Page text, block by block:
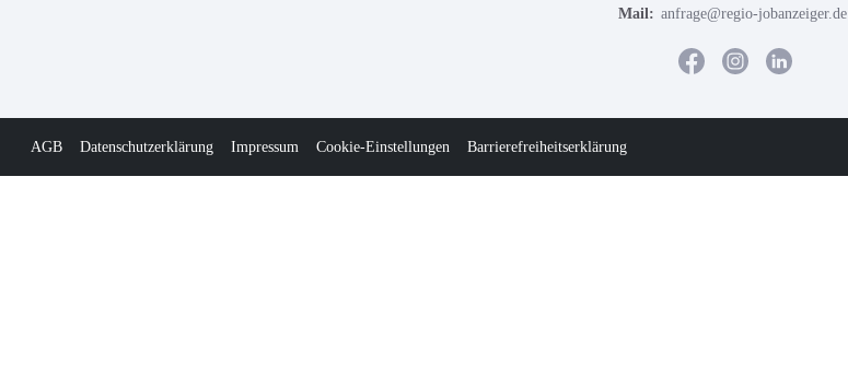
Mail: anfrage@regio-jobanzeiger.de
AGB Datenschutzerklärung Impressum Cookie-Einstellungen Barrierefreiheitserklärung